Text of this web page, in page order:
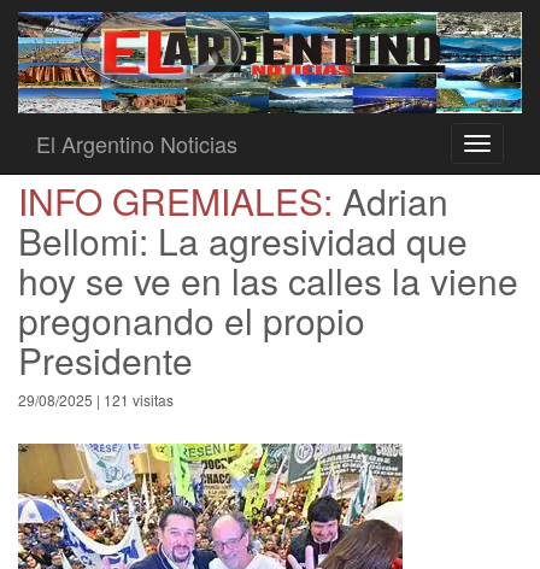
Toggle
El Argentino Noticias
INFO GREMIALES: Adrian
Bellomi: La agresividad que
hoy se ve en las calles la viene
pregonando el propio
Presidente
29/08/2025 | 121 visitas